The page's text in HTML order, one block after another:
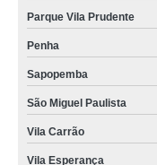
Parque Vila Prudente
Penha
Sapopemba
São Miguel Paulista
Vila Carrão
Vila Esperança